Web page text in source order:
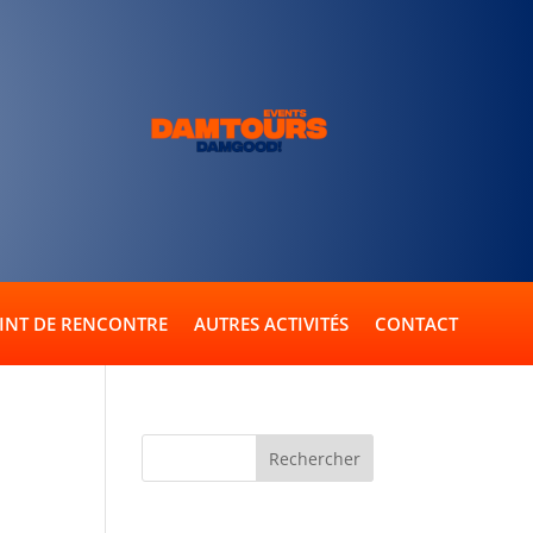
DE RENCONTRE AUTRES ACTIVITÉS CONTACT